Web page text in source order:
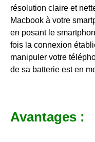
résolution claire et
Macbook à votre
en posant le
fois la connexion
manipuler votre
de sa batterie est en
Avantages :